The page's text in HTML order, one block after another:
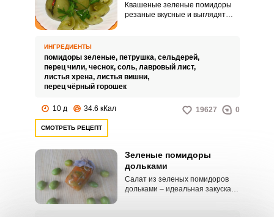
Квашеные зеленые помидоры
резаные вкусные и выглядят
не успевают вызреть, но это не
беда.
ИНГРЕДИЕНТЫ
помидоры зеленые, петрушка, сельдерей,
перец чили, чеснок, соль, лавровый лист,
листья хрена, листья вишни,
перец чёрный горошек
10 д 34.6 кКал 19627 0
СМОТРЕТЬ РЕЦЕПТ
Зеленые помидоры
дольками
Салат из зеленых помидоров
дольками – идеальная закуска,